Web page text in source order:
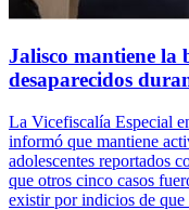
Jalisco mantiene la
desaparecidos
La Vicefiscalía Especial
informó que mantiene
adolescentes reportados
que otros cinco casos
existir por indicios de que